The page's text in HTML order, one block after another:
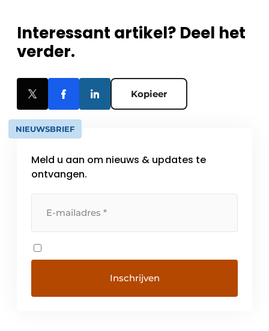
Interessant artikel? Deel het
verder.
Kopieer
NIEUWSBRIEF
Meld u aan om nieuws & updates te
ontvangen.